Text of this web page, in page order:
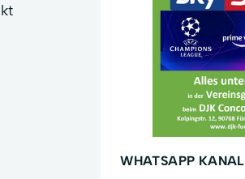
WHATSAPP KANAL